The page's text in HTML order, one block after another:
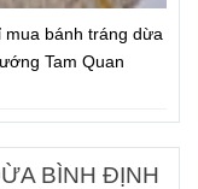
mua bánh tráng dừa
Tam Quan
BÌNH ĐỊNH